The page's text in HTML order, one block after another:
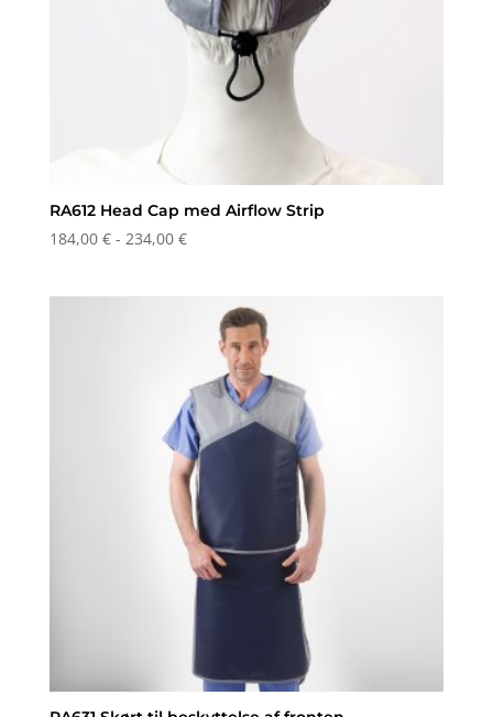
RA612 Head Cap med Airflow Strip
184,00 € - 234,00 €Prisinterval:
234,00 €